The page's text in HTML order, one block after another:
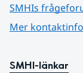
SMHIs
Mer
SMHI-länkar